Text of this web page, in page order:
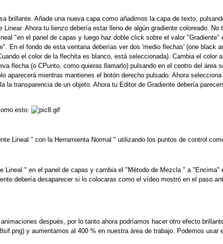
brillante. Añade una nueva capa como añadimos la capa de texto,
Linear. Ahora tu lienzo debería estar lleno de algún gradiente coloreado.
"en el panel de capas y luego haz doble click sobre el valor
En el fondo de esta ventana deberías ver dos 'medio flechas' (one black
el color de la flechita es blanco, está seleccionada). Cambia el
flecha (o CPunto, como quieras llamarlo) pulsando en el centro del
aparecerá mientras mantienes el botón derecho pulsado. Ahora
la transparencia de un objeto. Ahora tu Editor de Gradiente debería
esto:
Lineal " con la Herramienta Normal " utilizando los puntos de control
Lineal " en el panel de capas y cambia el "Método de Mezcla " a
debería desaparecer si lo colocaras como el vídeo mostró en el paso
después, por lo tanto ahora podríamos hacer otro efecto
y aumentamos al 400 % en nuestra área de trabajo. Podemos